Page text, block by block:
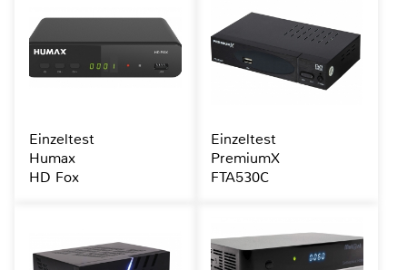
Einzeltest
Humax
HD Fox
Einzeltest
PremiumX
FTA530C